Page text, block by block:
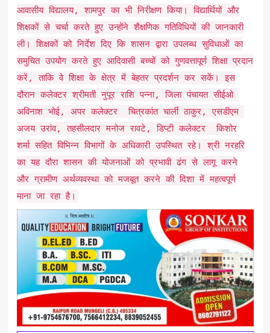
आवासीय विद्यालय, शामपुर का भी निरीक्षण किया। विद्यार्थियों और
शिक्षकों से चर्चा करते हुए उन्होंने शैक्षणिक गतिविधियों की जानकारी
ली। शिक्षकों को निर्देश दिए कि शासन द्वारा उपलब्ध सुविधाओं का
समुचित उपयोग करते हुए आदिवासी बच्चों को गुणवत्तापूर्ण शिक्षा प्रदान
करें, ताकि वे शिक्षा के क्षेत्र में बेहतर प्रदर्शन कर सकें। इस
दौरान कलेक्टर श्रीमती नुपूर राशि पन्ना, जिला पंचायत सीईओ
अविनाश भोई, अपर कलेक्टर चित्रकांत चार्ली ठाकुर, एसडीएम
अजय उरांव, तहसीलदार मनोज रावटे, डिप्टी कलेक्टर किशोर
शर्मा सहित विभिन्न विभागों के अधिकारी उपस्थित रहे। श्री नरहरि
का यह दौरा शासन की योजनाओं को प्रभावी ढंग से लागू करने
और ग्रामीण अर्थव्यवस्था को मजबूत करने की दिशा में महत्वपूर्ण
माना जा रहा है।